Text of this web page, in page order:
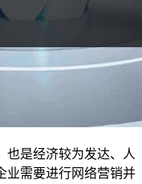
也是经济较为发达、人
业需要进行网络营销并